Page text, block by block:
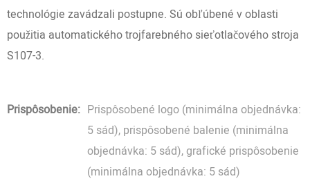
technológie zavádzali postupne. Sú obľúbené v oblasti
použitia automatického trojfarebného sieťotlačového stroja
S107-3.
Prispôsobenie: Prispôsobené logo (minimálna objednávka:
5 sád), prispôsobené balenie (minimálna
objednávka: 5 sád), grafické prispôsobenie
(minimálna objednávka: 5 sád)